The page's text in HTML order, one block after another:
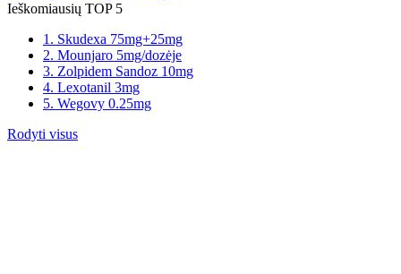
Ieškomiausių TOP 5
1. Skudexa 75mg+25mg
2. Mounjaro 5mg/dozėje
3. Zolpidem Sandoz 10mg
4. Lexotanil 3mg
5. Wegovy 0.25mg
Rodyti visus